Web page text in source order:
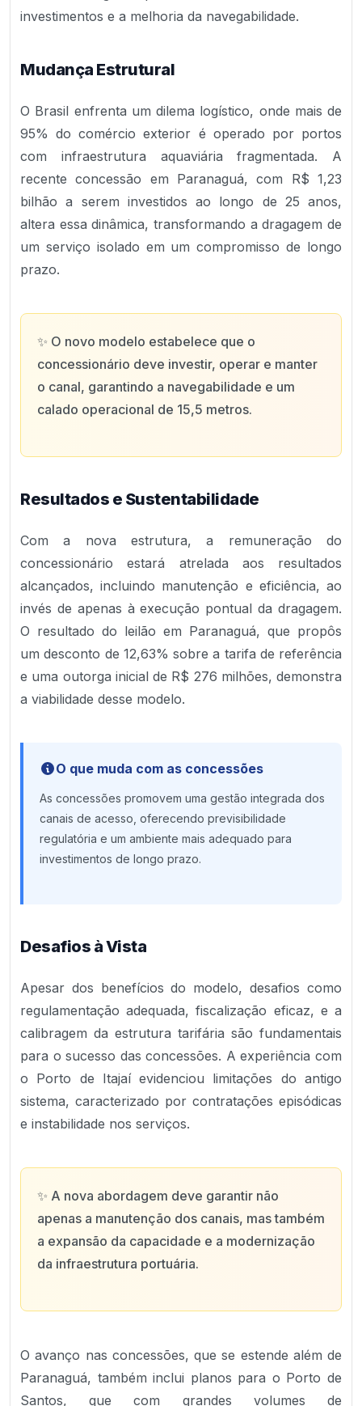
investimentos e a melhoria da navegabilidade.
Mudança Estrutural
O Brasil enfrenta um dilema logístico, onde mais de
95% do comércio exterior é operado por portos
com infraestrutura aquaviária fragmentada. A
recente concessão em Paranaguá, com R$ 1,23
bilhão a serem investidos ao longo de 25 anos,
altera essa dinâmica, transformando a dragagem de
um serviço isolado em um compromisso de longo
prazo.
✨ O novo modelo estabelece que o
concessionário deve investir, operar e manter
o canal, garantindo a navegabilidade e um
calado operacional de 15,5 metros.
Resultados e Sustentabilidade
Com a nova estrutura, a remuneração do
concessionário estará atrelada aos resultados
alcançados, incluindo manutenção e eficiência, ao
invés de apenas à execução pontual da dragagem.
O resultado do leilão em Paranaguá, que propôs
um desconto de 12,63% sobre a tarifa de referência
e uma outorga inicial de R$ 276 milhões, demonstra
a viabilidade desse modelo.
O que muda com as concessões
As concessões promovem uma gestão integrada dos
canais de acesso, oferecendo previsibilidade
regulatória e um ambiente mais adequado para
investimentos de longo prazo.
Desafios à Vista
Apesar dos benefícios do modelo, desafios como
regulamentação adequada, fiscalização eficaz, e a
calibragem da estrutura tarifária são fundamentais
para o sucesso das concessões. A experiência com
o Porto de Itajaí evidenciou limitações do antigo
sistema, caracterizado por contratações episódicas
e instabilidade nos serviços.
✨ A nova abordagem deve garantir não
apenas a manutenção dos canais, mas também
a expansão da capacidade e a modernização
da infraestrutura portuária.
O avanço nas concessões, que se estende além de
Paranaguá, também inclui planos para o Porto de
Santos, que com grandes volumes de